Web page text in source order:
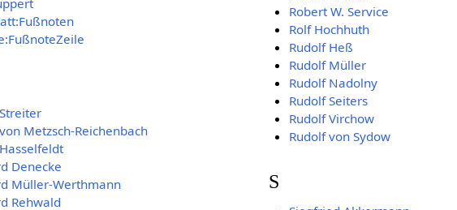
Metzsch-Reichenbach
Denecke
Müller-Werthmann
Rehwald
Robert W. Service
Rolf Hochhuth
Rudolf Heß
Rudolf Müller
Rudolf Nadolny
Rudolf Seiters
Rudolf Virchow
Rudolf von Sydow
S